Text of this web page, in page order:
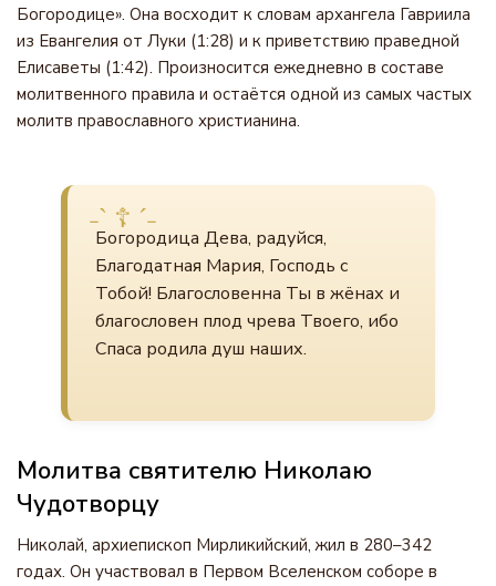
Богородице». Она восходит к словам архангела Гавриила
из Евангелия от Луки (1:28) и к приветствию праведной
Елисаветы (1:42). Произносится ежедневно в составе
молитвенного правила и остаётся одной из самых частых
молитв православного христианина.
Богородица Дева, радуйся,
Благодатная Мария, Господь с
Тобой! Благословенна Ты в жёнах и
благословен плод чрева Твоего, ибо
Спаса родила душ наших.
Молитва святителю Николаю
Чудотворцу
Николай, архиепископ Мирликийский, жил в 280–342
годах. Он участвовал в Первом Вселенском соборе в